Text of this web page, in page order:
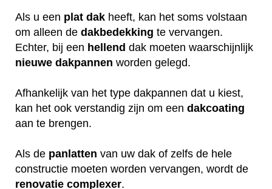
Als u een plat dak heeft, kan het soms volstaan
om alleen de dakbedekking te vervangen.
Echter, bij een hellend dak moeten waarschijnlijk
nieuwe dakpannen worden gelegd.
Afhankelijk van het type dakpannen dat u kiest,
kan het ook verstandig zijn om een dakcoating
aan te brengen.
Als de panlatten van uw dak of zelfs de hele
constructie moeten worden vervangen, wordt de
renovatie complexer.